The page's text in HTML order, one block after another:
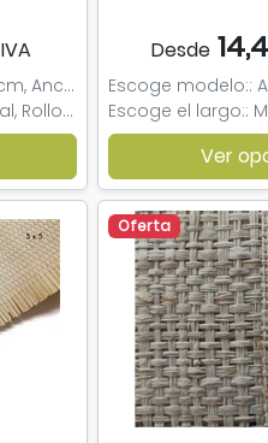
Escoge modelo:: Ancho 41cm, Ancho 46cm, Ancho 51cm, Ancho 60cm, Ancho 70cm, Ancho 75cm, Ancho 91cm
Escoge el largo:: Metro lineal, Rollo completo (15,24m), Muestra
Desde
Ver
Oferta